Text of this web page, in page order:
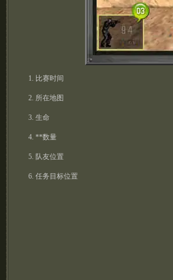
1. 比赛时间
2. 所在地图
3. 生命
4. **数量
5. 队友位置
6. 任务目标位置